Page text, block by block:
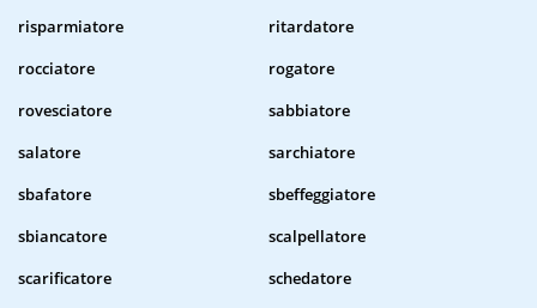
risparmiatore
ritardatore
rocciatore
rogatore
rovesciatore
sabbiatore
salatore
sarchiatore
sbafatore
sbeffeggiatore
sbiancatore
scalpellatore
scarificatore
schedatore